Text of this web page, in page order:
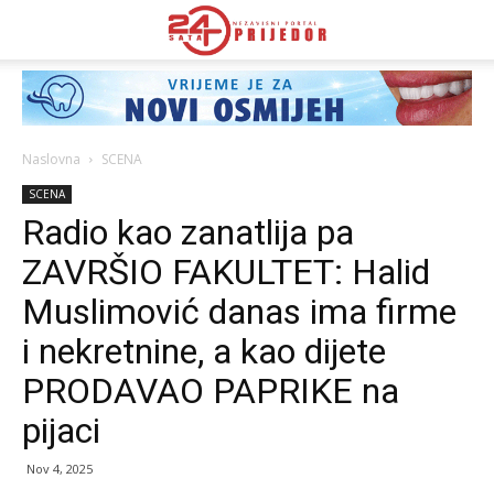
Naslovna SCENA
SCENA
Radio kao zanatlija pa
ZAVRŠIO FAKULTET: Halid
Muslimović danas ima firme
i nekretnine, a kao dijete
PRODAVAO PAPRIKE na
pijaci
Nov 4, 2025